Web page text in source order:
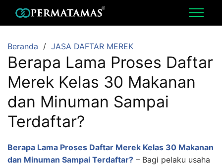
Beranda JASA DAFTAR MEREK
Berapa Lama Proses Daftar
Merek Kelas 30 Makanan
dan Minuman Sampai
Terdaftar?
Berapa Lama Proses Daftar Merek Kelas 30 Makanan
dan Minuman Sampai Terdaftar? – Bagi pelaku usaha